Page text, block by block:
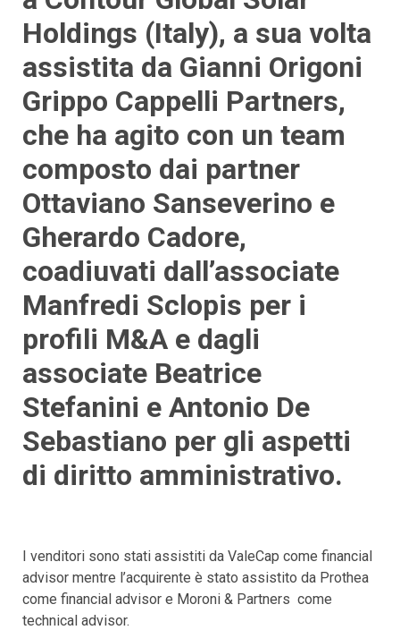
Holdings (Italy), a sua volta
assistita da Gianni Origoni
Grippo Cappelli Partners,
che ha agito con un team
composto dai partner
Ottaviano Sanseverino e
Gherardo Cadore,
coadiuvati dall’associate
Manfredi Sclopis per i
profili M&A e dagli
associate Beatrice
Stefanini e Antonio De
Sebastiano per gli aspetti
di diritto amministrativo.
I venditori sono stati assistiti da ValeCap come financial
advisor mentre l’acquirente è stato assistito da Prothea
come financial advisor e Moroni & Partners come
technical advisor.